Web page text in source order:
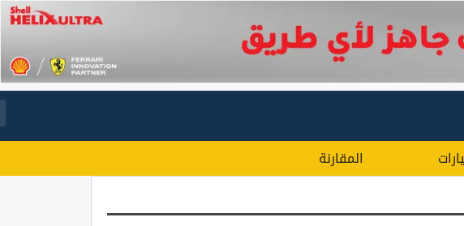
المقارنة